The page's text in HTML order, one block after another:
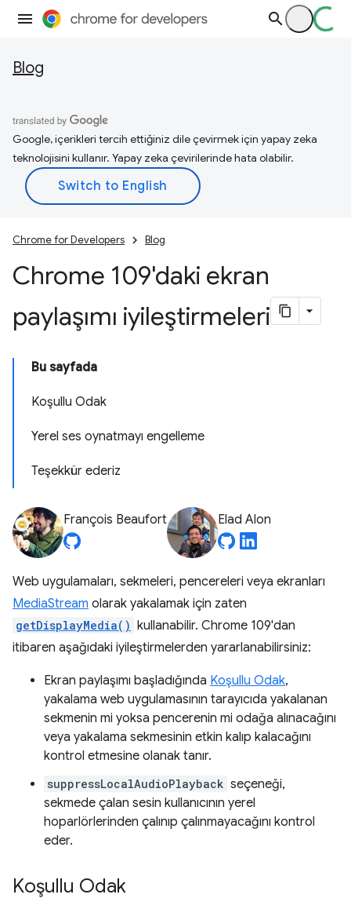
Blog
Google, içerikleri tercih ettiğiniz dile çevirmek için yapay zeka
teknolojisini kullanır. Yapay zeka çevirilerinde hata olabilir.
Chrome for Developers Blog
Chrome 109'daki ekran
paylaşımı iyileştirmeleri
Bu sayfada
Koşullu Odak
Yerel ses oynatmayı engelleme
Teşekkür ederiz
François Beaufort Elad Alon
Web uygulamaları, sekmeleri, pencereleri veya ekranları
MediaStream olarak yakalamak için zaten
getDisplayMedia() kullanabilir. Chrome 109'dan
itibaren aşağıdaki iyileştirmelerden yararlanabilirsiniz:
Ekran paylaşımı başladığında Koşullu Odak,
yakalama web uygulamasının tarayıcıda yakalanan
sekmenin mi yoksa pencerenin mi odağa alınacağını
veya yakalama sekmesinin etkin kalıp kalacağını
kontrol etmesine olanak tanır.
suppressLocalAudioPlayback seçeneği,
sekmede çalan sesin kullanıcının yerel
hoparlörlerinden çalınıp çalınmayacağını kontrol
eder.
Koşullu Odak